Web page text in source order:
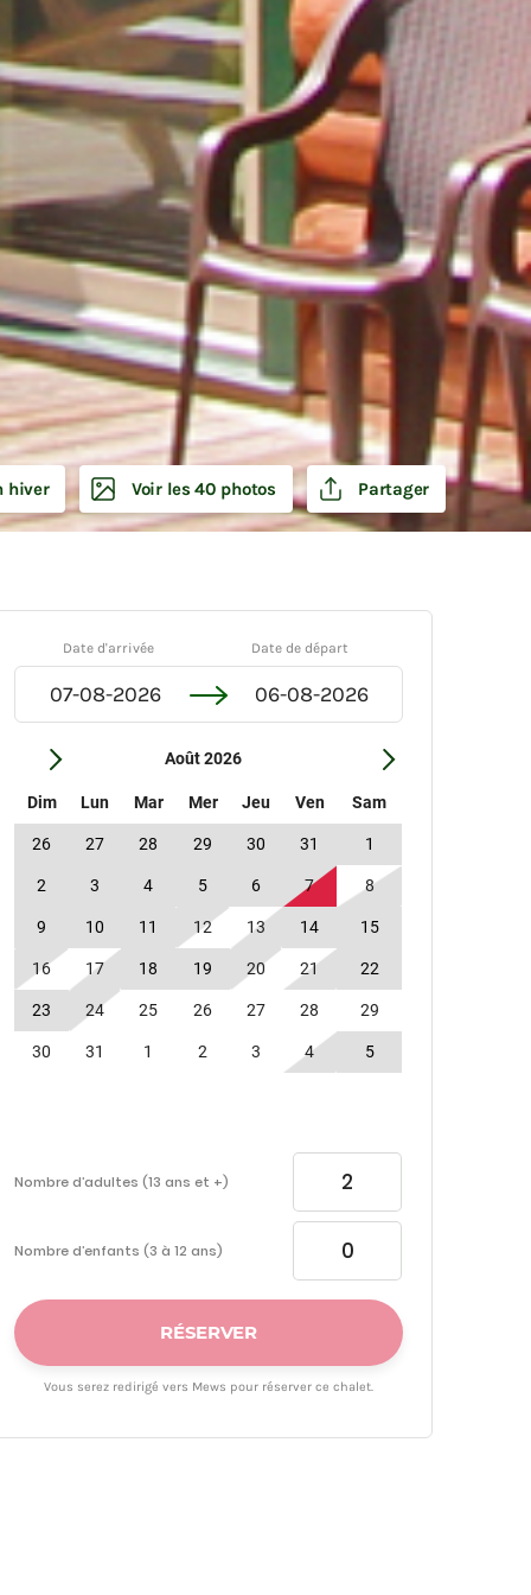
hiver Voir les 40 photos Partager
Date d'arrivée Date de départ
Août 2026
Dim Lun Mar Mer Jeu Ven Sam
26 27 28 29 30 31 1
2 3 4 5 6 7 8
9 10 11 12 13 14 15
16 17 18 19 20 21 22
23 24 25 26 27 28 29
30 31 1 2 3 4 5
Nombre d’adultes (13 ans et +)
Nombre d’enfants (3 à 12 ans)
RÉSERVER
Vous serez redirigé vers Mews pour réserver ce chalet.